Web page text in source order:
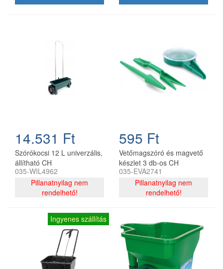
14.531 Ft
Szórókocsi 12 L univerzális,
állítható CH
035-WIL4962
Pillanatnyilag nem
rendelhető!
595 Ft
Vetőmagszóró és magvető
készlet 3 db-os CH
035-EVA2741
Pillanatnyilag nem
rendelhető!
Ingyenes szállítás